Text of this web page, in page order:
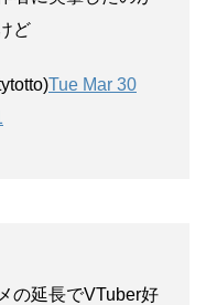
ど
Tue Mar 30
の延長でVTuber好